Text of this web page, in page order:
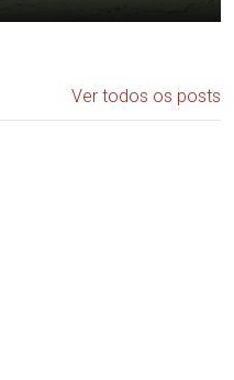
Ver todos os posts